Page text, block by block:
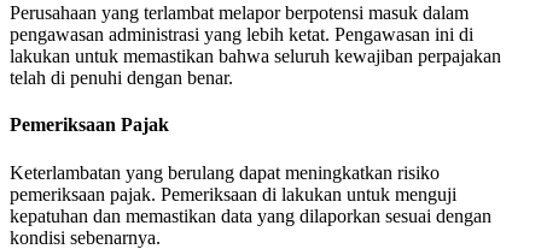
Perusahaan yang terlambat melapor berpotensi masuk dalam
pengawasan administrasi yang lebih ketat. Pengawasan ini di
lakukan untuk memastikan bahwa seluruh kewajiban perpajakan
telah di penuhi dengan benar.
Pemeriksaan Pajak
Keterlambatan yang berulang dapat meningkatkan risiko
pemeriksaan pajak. Pemeriksaan di lakukan untuk menguji
kepatuhan dan memastikan data yang dilaporkan sesuai dengan
kondisi sebenarnya.